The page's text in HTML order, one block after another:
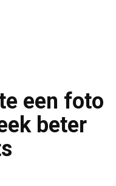
een foto
beter